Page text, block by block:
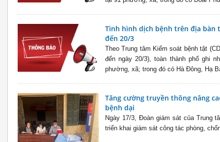
Tình hình dịch bệnh trên địa bàn
đến 20/3
Theo Trung tâm Kiểm soát bệnh tật
đến ngày 20/3), toàn thành phố ghi
phường, xã; trong đó có Hà Đông, Hạ
Tăng cường truyền thông nâng
bệnh dại
Ngày 17/3, Đoàn giám sát của Trung
triển khai giám sát công tác phòng,